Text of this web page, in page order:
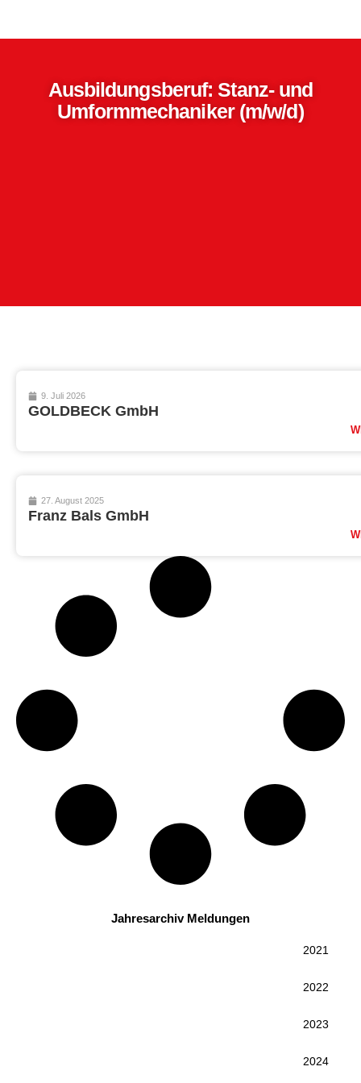
Ausbildungsberuf: Stanz- und
Umformmechaniker (m/w/d)
9. Juli 2026
GOLDBECK GmbH
27. August 2025
Franz Bals GmbH
Jahresarchiv Meldungen
2021
2022
2023
2024